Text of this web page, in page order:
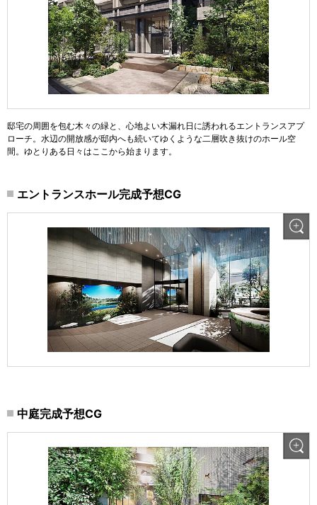
邸宅の周囲を包む木々の緑と、心地よい木漏れ日に誘われるエントランスアプ
ローチ。水辺の開放感が邸内へも続いてゆくような二層吹き抜けのホール空
間。ゆとりある日々はここから始まります。
エントランスホール完成予想CG
中庭完成予想CG